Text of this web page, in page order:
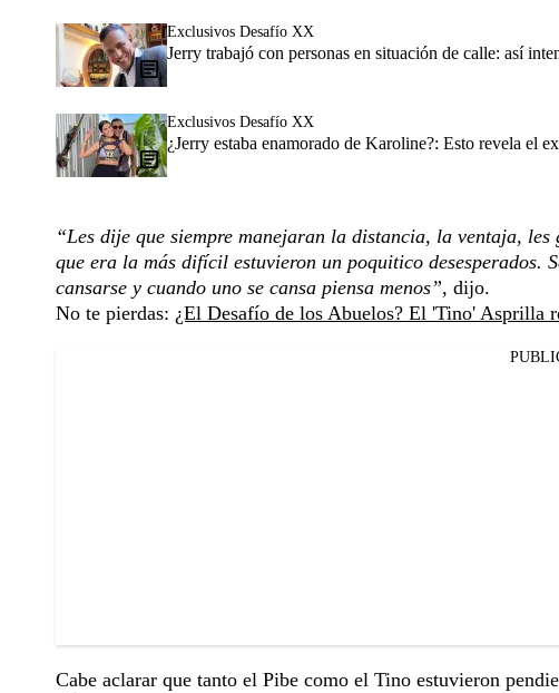
Exclusivos Desafío XX
Jerry trabajó con personas en situación de calle: así
Exclusivos Desafío XX
¿Jerry estaba enamorado de Karoline?: Esto revela el
“Les dije que siempre manejaran la distancia, la ventaja,
que era la más difícil estuvieron un poquitico desesperados.
cansarse y cuando uno se cansa piensa menos”, dijo.
No te pierdas: ¿El Desafío de los Abuelos? El 'Tino' Asprilla
Cabe aclarar que tanto el Pibe como el Tino estuvieron